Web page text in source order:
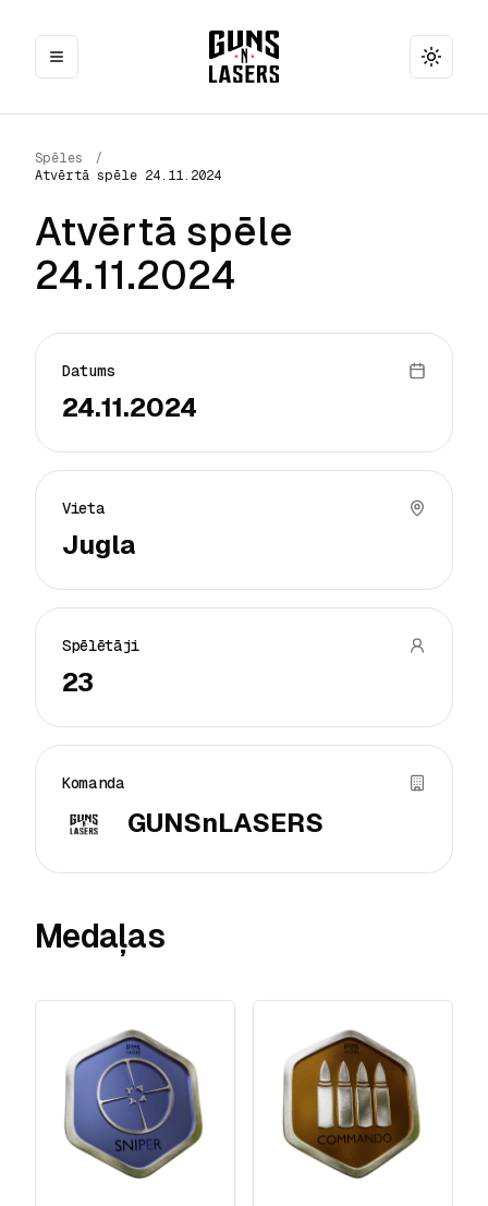
Toggle
Spēles
/
Atvērtā spēle 24.11.2024
Atvērtā spēle
24.11.2024
Datums
24.11.2024
Vieta
Jugla
Spēlētāji
23
Komanda
GUNSnLASERS
Medaļas